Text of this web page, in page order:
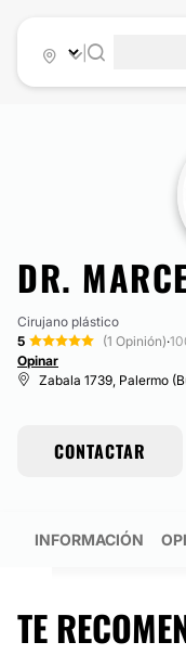
DR.
Cirujano plástico
5
(1 Opinión)·
Opinar
Zabala 1739, Palermo
CONTACTAR
INFORMACIÓN
TE